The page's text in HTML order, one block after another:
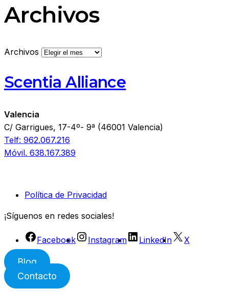
Archivos
Archivos
Scentia Alliance
Valencia
C/ Garrigues, 17-4º- 9ª (46001 Valencia)
Telf: 962.067.216
Móvil. 638.167.389
Política de Privacidad
¡Síguenos en redes sociales!
Facebook Instagram LinkedIn X
Blog
Contacto